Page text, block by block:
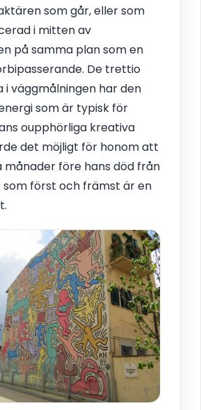
som går, eller som
i mitten av
på samma plan som en
De trettio
väggmålningen har den
som är typisk för
oupphörliga kreativa
det möjligt för honom att
månader före hans död från
som först och främst är en